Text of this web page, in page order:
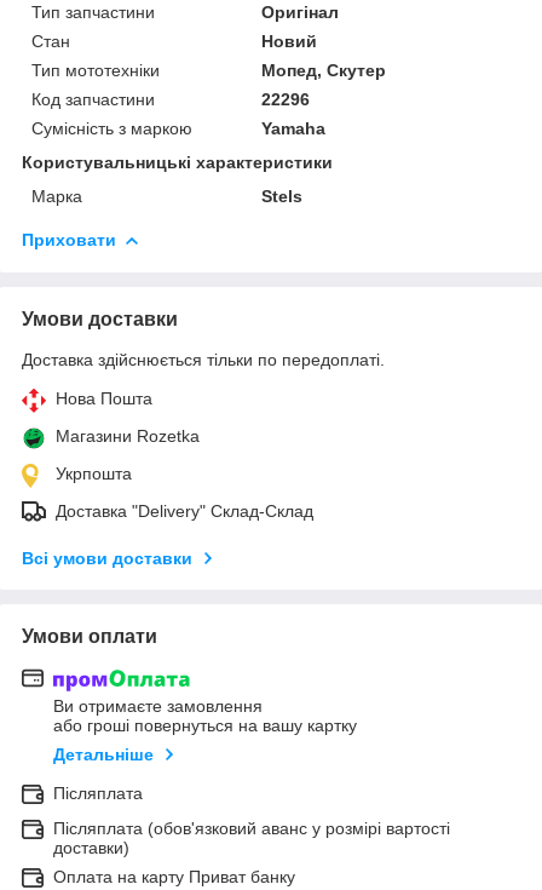
Тип запчастини
Оригінал
Стан
Новий
Тип мототехніки
Мопед, Скутер
Код запчастини
22296
Сумісність з маркою
Yamaha
Користувальницькі характеристики
Марка
Stels
Приховати
Умови доставки
Доставка здійснюється тільки по передоплаті.
Нова Пошта
Магазини Rozetka
Укрпошта
Доставка "Delivery" Склад-Склад
Всі умови доставки
Умови оплати
Ви отримаєте замовлення
або гроші повернуться на вашу картку
Детальніше
Післяплата
Післяплата (обов'язковий аванс у розмірі вартості
доставки)
Оплата на карту Приват банку